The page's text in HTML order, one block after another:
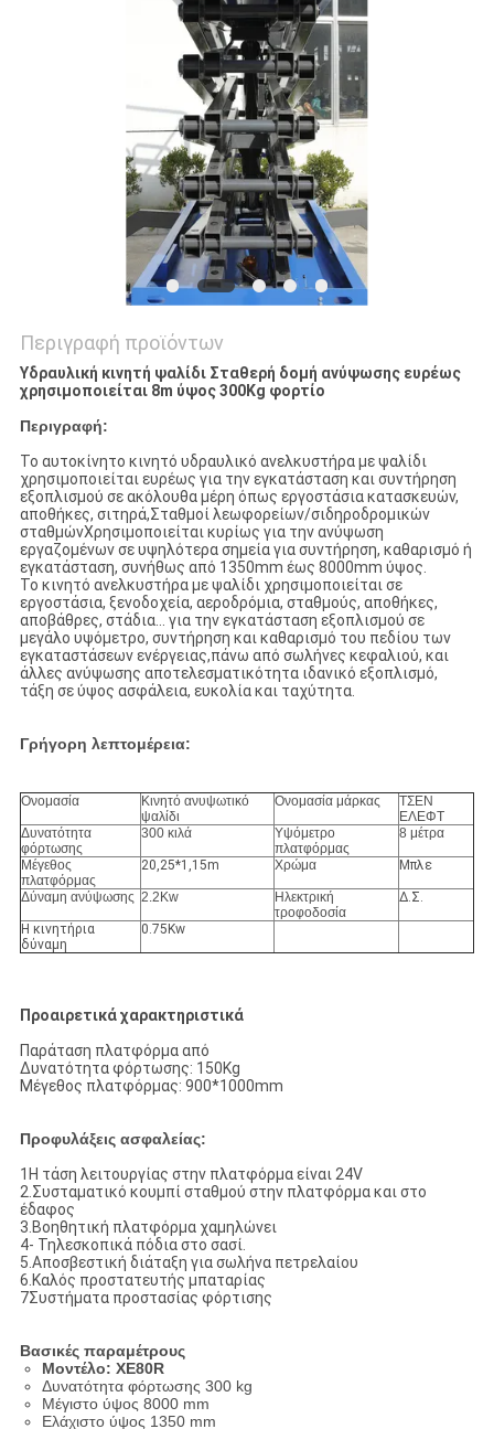
ΑΠΟΡΡΉΤΟΥ
Περιγραφή προϊόντων
Υδραυλική κινητή ψαλίδι Σταθερή δομή ανύψωσης ευρέως
χρησιμοποιείται 8m ύψος 300Kg φορτίο
Περιγραφή:
Το αυτοκίνητο κινητό υδραυλικό ανελκυστήρα με ψαλίδι
χρησιμοποιείται ευρέως για την εγκατάσταση και συντήρηση
εξοπλισμού σε ακόλουθα μέρη όπως εργοστάσια κατασκευών,
αποθήκες, σιτηρά,Σταθμοί λεωφορείων/σιδηροδρομικών
σταθμώνΧρησιμοποιείται κυρίως για την ανύψωση
εργαζομένων σε υψηλότερα σημεία για συντήρηση, καθαρισμό ή
εγκατάσταση, συνήθως από 1350mm έως 8000mm ύψος.
Το κινητό ανελκυστήρα με ψαλίδι χρησιμοποιείται σε
εργοστάσια, ξενοδοχεία, αεροδρόμια, σταθμούς, αποθήκες,
αποβάθρες, στάδια... για την εγκατάσταση εξοπλισμού σε
μεγάλο υψόμετρο, συντήρηση και καθαρισμό του πεδίου των
εγκαταστάσεων ενέργειας,πάνω από σωλήνες κεφαλιού, και
άλλες ανύψωσης αποτελεσματικότητα ιδανικό εξοπλισμό,
τάξη σε ύψος ασφάλεια, ευκολία και ταχύτητα.
Γρήγορη λεπτομέρεια:
Ονομασία
Κινητό ανυψωτικό
ψαλίδι
Ονομασία μάρκας
ΤΣΕΝ
ΕΛΕΦΤ
Δυνατότητα
φόρτωσης
300 κιλά
Υψόμετρο
πλατφόρμας
8 μέτρα
Μέγεθος
πλατφόρμας
20,25*1,15m Χρώμα Μπλε
Δύναμη ανύψωσης 2.2Kw
Ηλεκτρική
τροφοδοσία
Δ.Σ.
Η κινητήρια
δύναμη
0.75Kw
Προαιρετικά χαρακτηριστικά
Παράταση πλατφόρμα από
Δυνατότητα φόρτωσης: 150Kg
Μέγεθος πλατφόρμας: 900*1000mm
Προφυλάξεις ασφαλείας:
1Η τάση λειτουργίας στην πλατφόρμα είναι 24V
2.Συσταματικό κουμπί σταθμού στην πλατφόρμα και στο
έδαφος
3.Βοηθητική πλατφόρμα χαμηλώνει
4- Τηλεσκοπικά πόδια στο σασί.
5.Αποσβεστική διάταξη για σωλήνα πετρελαίου
6.Καλός προστατευτής μπαταρίας
7Συστήματα προστασίας φόρτισης
Βασικές παραμέτρους
Μοντέλο: XE80R
Δυνατότητα φόρτωσης 300 kg
Μέγιστο ύψος 8000 mm
Ελάχιστο ύψος 1350 mm